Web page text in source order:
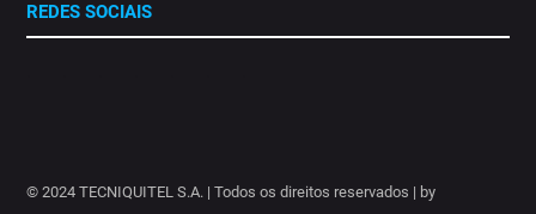
REDES SOCIAIS
© 2024 TECNIQUITEL S.A. | Todos os direitos reservados | by